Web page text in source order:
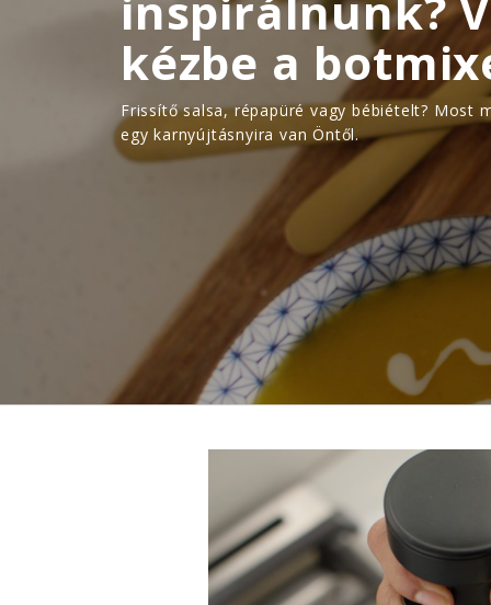
kézbe a
Frissítő salsa, répapüré vagy bébiételt? Most
egy karnyújtásnyira van Öntől.